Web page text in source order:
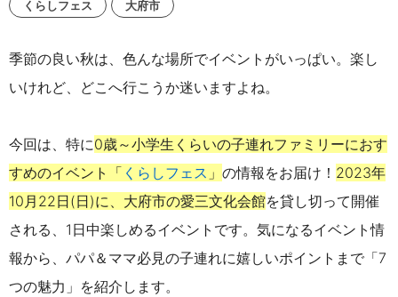
くらしフェス
大府市
季節の良い秋は、色んな場所でイベントがいっぱい。楽し
いけれど、どこへ行こうか迷いますよね。
今回は、特に0歳～小学生くらいの子連れファミリーにおす
すめのイベント「 くらしフェス 」 の情報をお届け！ 2023年
10月22日(日)に、大府市の愛三文化会館を貸し切って開催
される、1日中楽しめるイベントです。気になるイベント情
報から、パパ＆ママ必見の子連れに嬉しいポイントまで「7
つの魅力」を紹介します。